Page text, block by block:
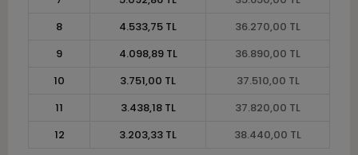
8
4.533,75 TL
36.270,00 TL
9
4.098,89 TL
36.890,00 TL
10
3.751,00 TL
37.510,00 TL
11
3.438,18 TL
37.820,00 TL
12
3.203,33 TL 38.440,00 TL